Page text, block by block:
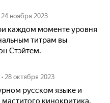
24 ноября 2023
каждом моменте уровня
титрам вы
Стэйтем.
• 28 октября 2023
русском языке и
кинокритика,